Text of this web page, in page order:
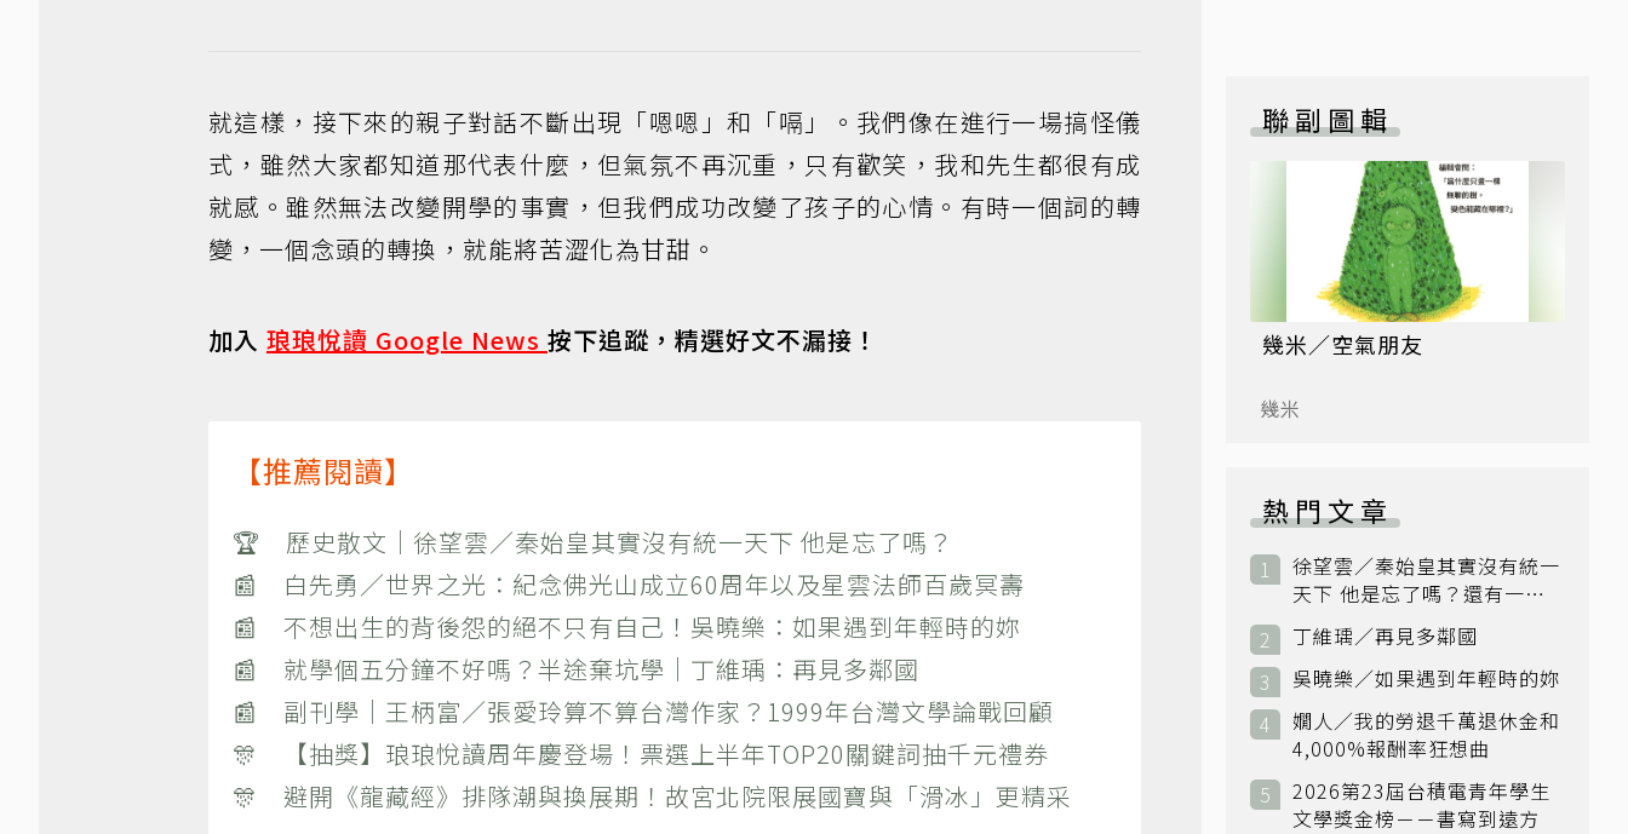
就這樣，接下來的親子對話不斷出現「嗯嗯」和「嗝」。我們像在進行一場搞怪儀
式，雖然大家都知道那代表什麼，但氣氛不再沉重，只有歡笑，我和先生都很有成
就感。雖然無法改變開學的事實，但我們成功改變了孩子的心情。有時一個詞的轉
變，一個念頭的轉換，就能將苦澀化為甘甜。
加入 琅琅悅讀 Google News 按下追蹤，精選好文不漏接！
【推薦閱讀】
🏆 歷史散文｜徐望雲／秦始皇其實沒有統一天下 他是忘了嗎？
📰 白先勇／世界之光：紀念佛光山成立60周年以及星雲法師百歲冥壽
📰 不想出生的背後怨的絕不只有自己！吳曉樂：如果遇到年輕時的妳
📰 就學個五分鐘不好嗎？半途棄坑學｜丁維瑀：再見多鄰國
📰 副刊學｜王柄富／張愛玲算不算台灣作家？1999年台灣文學論戰回顧
🎊 【抽獎】琅琅悅讀周年慶登場！票選上半年TOP20關鍵詞抽千元禮券
🎊 避開《龍藏經》排隊潮與換展期！故宮北院限展國寶與「滑冰」更精采
聯副圖輯
幾米／空氣朋友
幾米
熱門文章
徐望雲／秦始皇其實沒有統一
天下 他是忘了嗎？還有一個
小國：衛國
丁維瑀／再見多鄰國
吳曉樂／如果遇到年輕時的妳
嫺人／我的勞退千萬退休金和
4,000%報酬率狂想曲
2026第23屆台積電青年學生
文學獎金榜－－書寫到遠方